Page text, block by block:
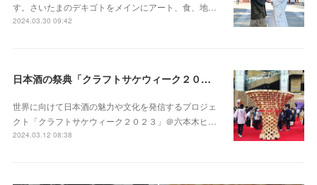
す。さいたまのデキゴトをメインにアート、食、地…
2024.03.30 09:42
日本酒の祭典「クラフトサケウィーク２０２３」六本木ヒルズアリーナ
世界に向けて日本酒の魅力や文化を発信するプロジェ
クト「クラフトサケウィーク２０２３」＠六本木ヒ…
2024.03.12 08:38